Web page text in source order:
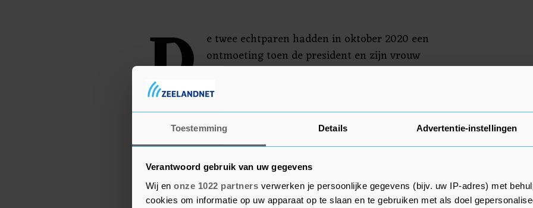
Toestemming Details Advertentie-instellingen
Verantwoord gebruik van uw gegevens
Wij en onze 1022 partners verwerken je persoonlijke gegevens (bijv. uw IP-adres) met
cookies om informatie op uw apparaat op te slaan en te gebruiken met als doel
D
e twee echtparen hadden in oktober 2020 een
ontmoeting toen de president en zijn vrouw
in het Verenigd Koninkrijk waren. Het Britse
paar had een paar dagen geleden hun steun
hun "strijd" voor hun toekomst.